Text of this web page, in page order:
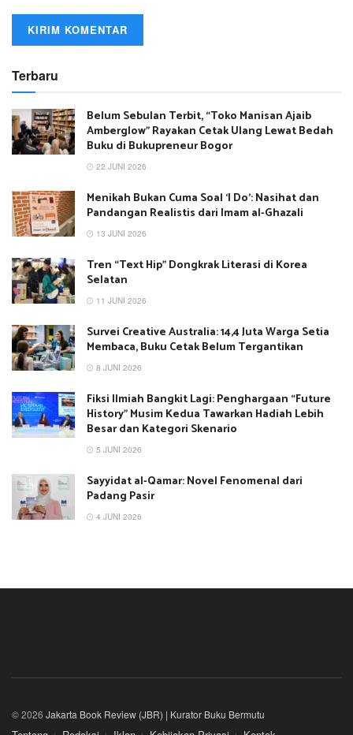
Terbaru
Belum Sebulan Terbit, “Toko Manisan Ajaib
Amberglow” Rayakan Cetak Ulang Lewat Bedah
Buku di Bukupreneur Bogor
22 JUNI 2026
Menikah Bukan Cuma Soal ‘I Do’: Nasihat dan
Pandangan Realistis dari Imam al-Ghazali
13 JUNI 2026
Tren “Text Hip” Dongkrak Literasi di Korea
Selatan
11 JUNI 2026
Survei Creative Australia: 14,4 Juta Warga Setia
Membaca, Buku Cetak Belum Tergantikan
8 JUNI 2026
Fiksi Ilmiah Bangkit Lagi: Penghargaan “Future
History” Musim Kedua Tawarkan Hadiah Lebih
Besar dan Kategori Skenario
5 JUNI 2026
Sayyidat al-Qamar: Novel Fenomenal dari
Padang Pasir
4 JUNI 2026
© 2026 Jakarta Book Review (JBR) | Kurator Buku Bermutu